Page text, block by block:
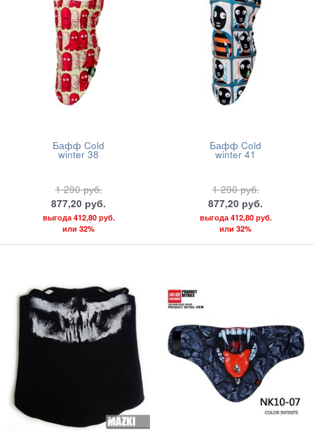
Бафф Cold
winter 38
1 290 руб.
877,20 руб.
выгода 412,80 руб.
или 32%
Бафф Cold
winter 41
1 290 руб.
877,20 руб.
выгода 412,80 руб.
или 32%